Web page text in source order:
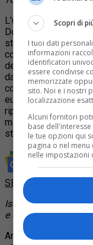
L’uomo, arrestato
Dora Vanchiglia, ha
stupefacenti. Presso
consegnava
deteneva uno
da CAIO, cane
contenitore di riso.
euro in contanti
riposto nello
macchinetta
stagnola, nonché
Rimani
SEGUICI
Iscriviti alcanale
e continua a leggere
Argomenti correlati:
Scopri di
I tuoi dati
informazioni
identificatori
essere condivise
memorizzate
sito. Noi e i nostri
localizzazione
Alcuni fornitori
base
le tue opzioni qui
pagina o nel
nelle impostazioni